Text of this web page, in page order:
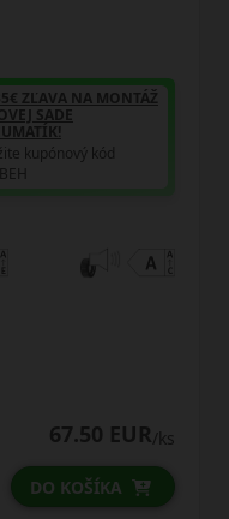
AŽ 35€ ZĽAVA NA MONTÁŽ
K NOVEJ SADE
PNEUMATÍK!
Použite kupónový kód
ROZBEH
74.25 EUR
DO KOŠÍKA